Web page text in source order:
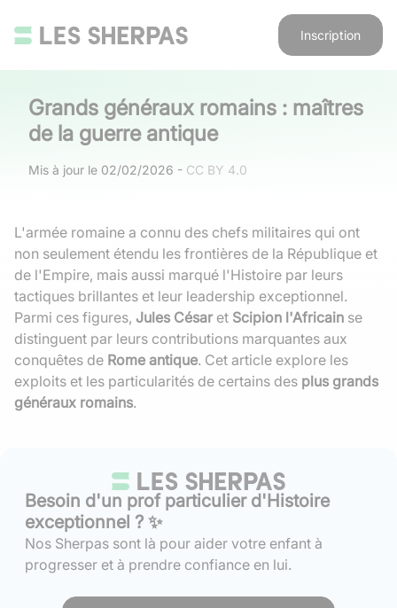
Inscription
Grands généraux romains : maîtres
de la guerre antique
Mis à jour le 02/02/2026 - CC BY 4.0
L'armée romaine a connu des chefs militaires qui ont
non seulement étendu les frontières de la République et
de l'Empire, mais aussi marqué l'Histoire par leurs
tactiques brillantes et leur leadership exceptionnel.
Parmi ces figures, Jules Césaret Scipion l'Africain se
distinguent par leurs contributions marquantes aux
conquêtes de Rome antique. Cet article explore les
exploits et les particularités de certains des plus grands
généraux romains.
Besoin d'un prof particulier d'Histoire
exceptionnel ? ✨
Nos Sherpas sont là pour aider votre enfant à
progresser et à prendre confiance en lui.